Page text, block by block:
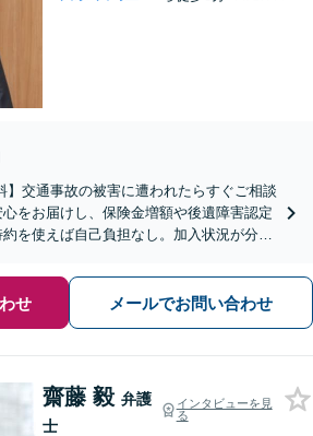
】交通事故の被害に遭われたらすぐご相談
をお届けし、保険金増額や後遺障害認定
を使えば自己負担なし。加入状況が分か
せ メールでお問い合わせ
齋藤 毅 弁護
士
インタビューを見
る